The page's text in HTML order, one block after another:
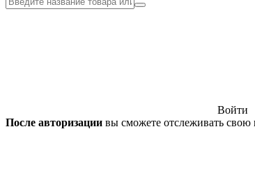
Войти
После авторизации вы сможете отслеживать свою